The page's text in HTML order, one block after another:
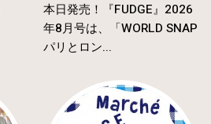
本日発売！『FUDGE』2026
年8月号は、「WORLD SNAP
パリとロン...